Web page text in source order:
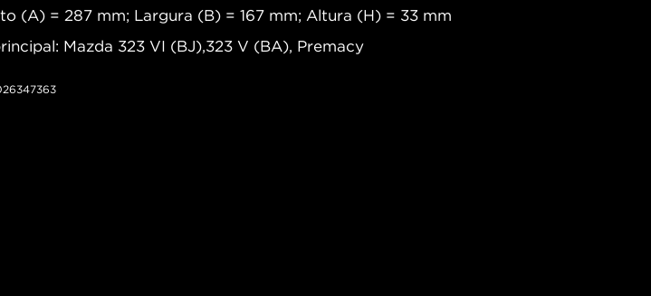
(A) = 287 mm; Largura (B) = 167 mm; Altura (H) = 33 mm
Mazda 323 VI (BJ),323 V (BA), Premacy